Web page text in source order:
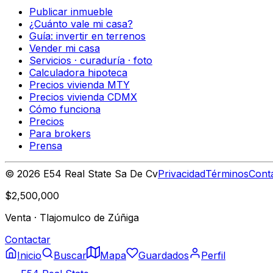
Publicar inmueble
¿Cuánto vale mi casa?
Guía: invertir en terrenos
Vender mi casa
Servicios · curaduría · foto
Calculadora hipoteca
Precios vivienda MTY
Precios vivienda CDMX
Cómo funciona
Precios
Para brokers
Prensa
© 2026 E54 Real State Sa De CvPrivacidadTérminos
$2,500,000
Venta · Tlajomulco de Zúñiga
Contactar
Inicio
Buscar Mapa Guardados
Perfil